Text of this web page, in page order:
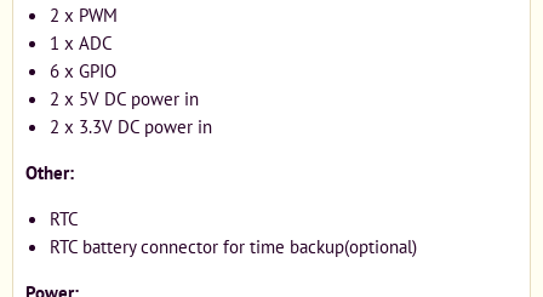
2 x PWM
1 x ADC
6 x GPIO
2 x 5V DC power in
2 x 3.3V DC power in
Other:
RTC
RTC battery connector for time backup(optional)
Power: